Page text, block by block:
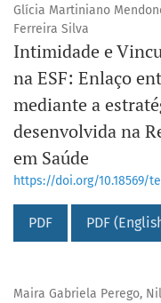
Glícia Martiniano
Ferreira Silva
Intimidade e
na ESF: Enlaço
mediante a
desenvolvida na
em Saúde
https://doi.org/10.18569/
PDF PDF
Maira Gabriela Perego,